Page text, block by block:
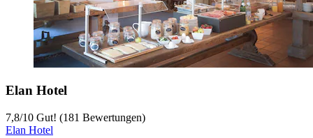
Elan Hotel
7,8/10 Gut! (181 Bewertungen)
Elan Hotel